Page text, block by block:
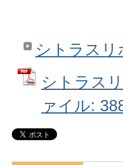
シトラス
シトラス
ァイル: